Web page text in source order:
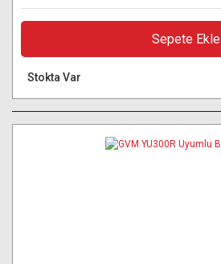
Sepete Ekle
Stokta Var